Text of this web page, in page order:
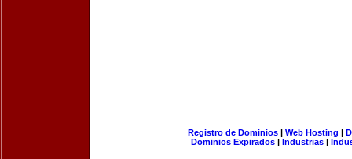
Registro de Dominios| Web Hosting |
Dominios Expirados | Industrias |